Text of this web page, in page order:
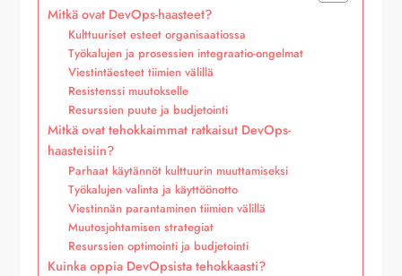
Mitkä ovat DevOps-haasteet?
Kulttuuriset esteet organisaatiossa
Työkalujen ja prosessien integraatio-ongelmat
Viestintäesteet tiimien välillä
Resistenssi muutokselle
Resurssien puute ja budjetointi
Mitkä ovat tehokkaimmat ratkaisut DevOps-
haasteisiin?
Parhaat käytännöt kulttuurin muuttamiseksi
Työkalujen valinta ja käyttöönotto
Viestinnän parantaminen tiimien välillä
Muutosjohtamisen strategiat
Resurssien optimointi ja budjetointi
Kuinka oppia DevOpsista tehokkaasti?